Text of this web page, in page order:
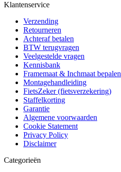
Klantenservice
Verzending
Retourneren
Achteraf betalen
BTW terugvragen
Veelgestelde vragen
Kennisbank
Framemaat & Inchmaat bepalen
Montagehandleiding
FietsZeker (fietsverzekering)
Staffelkorting
Garantie
Algemene voorwaarden
Cookie Statement
Privacy Policy
Disclaimer
Categorieën